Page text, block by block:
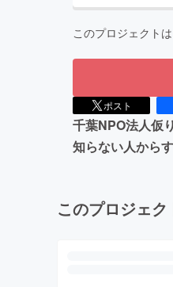
このプロジェクトは
ポスト
千葉NPO法人仮
知らない人から
このプロジェ